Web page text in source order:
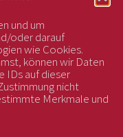
und um
oder darauf
wie Cookies.
können wir Daten
IDs auf dieser
nicht
Merkmale und